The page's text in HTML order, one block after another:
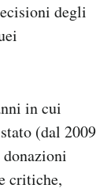
degli
in cui
(dal 2009
donazioni
critiche,